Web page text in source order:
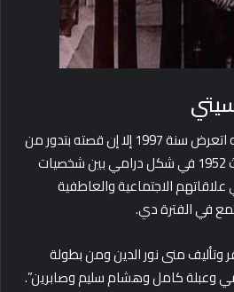
المسلسل من جزئين ورغم انه اتعرض سنة 1997 إلا إن قصته بتدور من
فترة الحكم الملكي لحد أحداث 1952 في شكل درامي بين شخصيات
الاجتماعية والعاطفية
في الفترة دي.
منى نور الدين ومن بطولة
كامل وهشام سليم وصابرين”.